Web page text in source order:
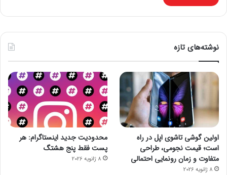
نوشته‌های تازه
اولین گوشی تاشوی اپل در راه
است؛ قیمت نجومی، طراحی
متفاوت و زمان رونمایی احتمالی
8 ژانویه 2026
محدودیت جدید اینستاگرام: هر
پست فقط پنج هشتگ
8 ژانویه 2026